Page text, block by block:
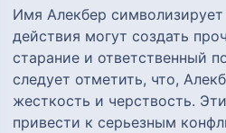
Имя Алекбер
действия могут создать
старание и ответственный
следует отметить, что,
жесткость и черствость.
привести к серьезным